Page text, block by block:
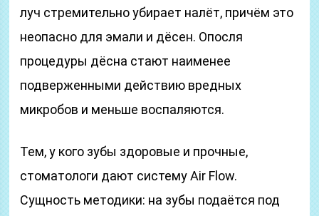
луч стремительно убирает налёт, причём это
неопасно для эмали и дёсен. Опосля
процедуры дёсна стают наименее
подверженными действию вредных
микробов и меньше воспаляются.
Тем, у кого зубы здоровые и прочные,
стоматологи дают систему Air Flow.
Сущность методики: на зубы подаётся под